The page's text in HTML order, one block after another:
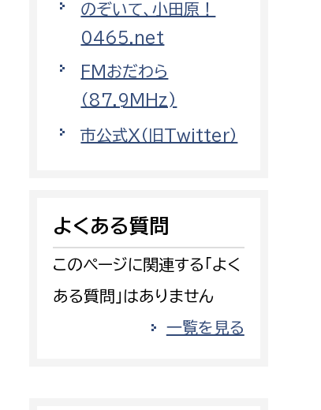
消防
消防総務課
警防計画課
消防課
警防第1課
のぞいて、小田原！
0465.net
FMおだわら
（87.9MHz)
市公式X（旧Twitter）
よくある質問
このページに関連する「よく
ある質問」はありません
一覧を見る